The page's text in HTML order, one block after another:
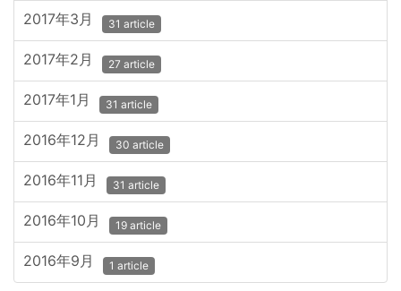
2017年3月 31 article
2017年2月 27 article
2017年1月 31 article
2016年12月 30 article
2016年11月 31 article
2016年10月 19 article
2016年9月 1 article